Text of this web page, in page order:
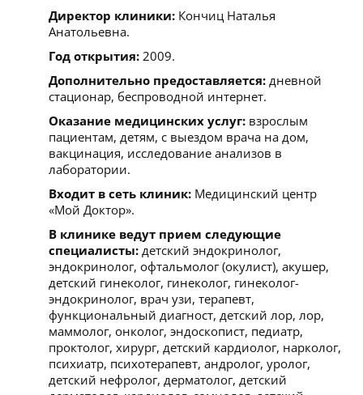
Директор клиники: Кончиц Наталья
Анатольевна.
Год открытия: 2009.
Дополнительно предоставляется: дневной
стационар, беспроводной интернет.
Оказание медицинских услуг: взрослым
пациентам, детям, с выездом врача на дом,
вакцинация, исследование анализов в
лаборатории.
Входит в сеть клиник: Медицинский центр
«Мой Доктор».
В клинике ведут прием следующие
специалисты: детский эндокринолог,
эндокринолог, офтальмолог (окулист), акушер,
детский гинеколог, гинеколог, гинеколог-
эндокринолог, врач узи, терапевт,
функциональный диагност, детский лор, лор,
маммолог, онколог, эндоскопист, педиатр,
проктолог, хирург, детский кардиолог, нарколог,
психиатр, психотерапевт, андролог, уролог,
детский нефролог, дерматолог, детский